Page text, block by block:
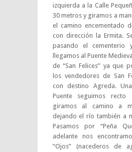
izquierda a la Calle
30 metros y giramos a
el camino encementado
con dirección la Ermita.
pasando el cementerio
llegamos al Puente
de “San Felices” ya que
los vendedores de San
con destino Agreda.
Puente seguimos
giramos al camino a
dejando el río también a
Pasamos por “Peña
adelante nos
“Ojos” (nacederos de